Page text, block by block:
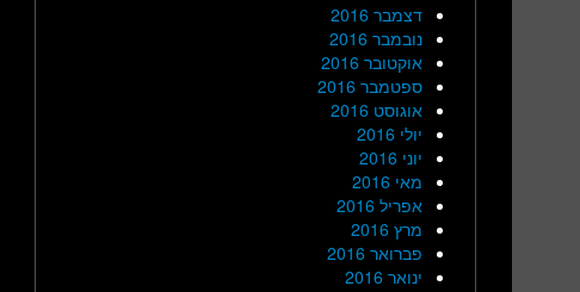
דצמבר 2016
נובמבר 2016
אוקטובר 2016
ספטמבר 2016
אוגוסט 2016
יולי 2016
יוני 2016
מאי 2016
אפריל 2016
מרץ 2016
פברואר 2016
ינואר 2016